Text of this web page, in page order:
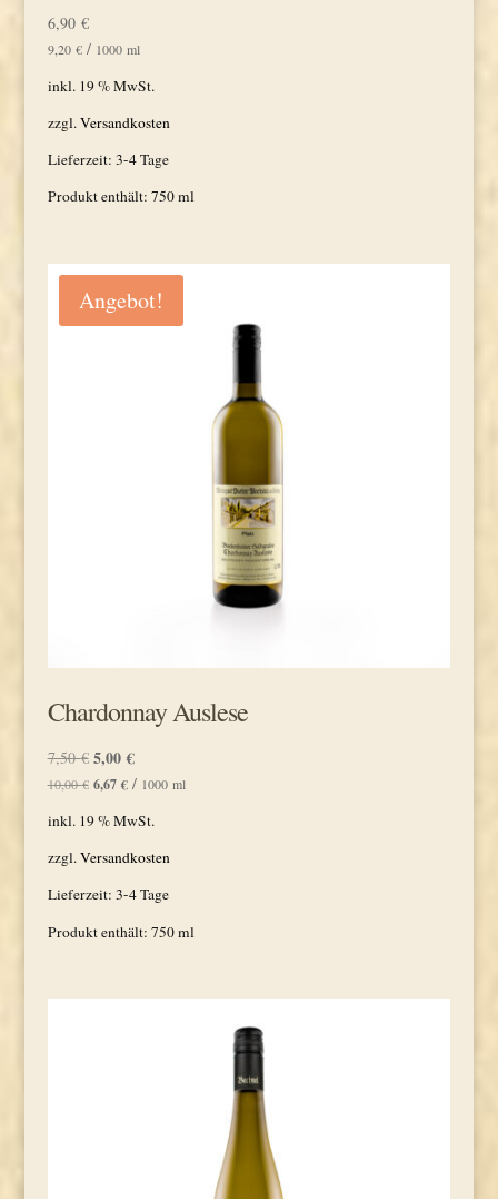
6,90 €
9,20 €/ 1000 ml
inkl. 19 % MwSt.
zzgl.Versandkosten
Lieferzeit: 3-4 Tage
Produkt enthält: 750ml
Angebot!
Chardonnay Auslese
7,50€ Ursprünglicher
Preis
7,50 €
5,00€Aktueller
Preis
5,00 €.
10,00€ 6,67€/ 1000 ml
inkl. 19 % MwSt.
zzgl.Versandkosten
Lieferzeit: 3-4 Tage
Produkt enthält: 750ml